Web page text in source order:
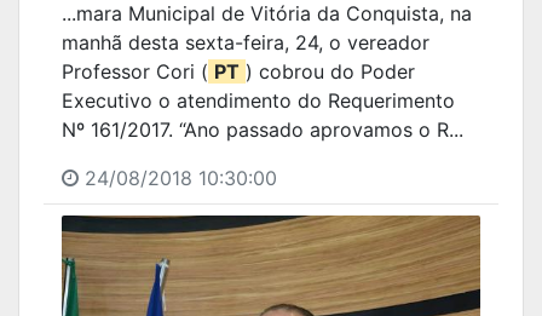
...mara Municipal de Vitória da Conquista, na
manhã desta sexta-feira, 24, o vereador
Professor Cori ( PT ) cobrou do Poder
Executivo o atendimento do Requerimento
Nº 161/2017. “Ano passado aprovamos o R...
24/08/2018 10:30:00